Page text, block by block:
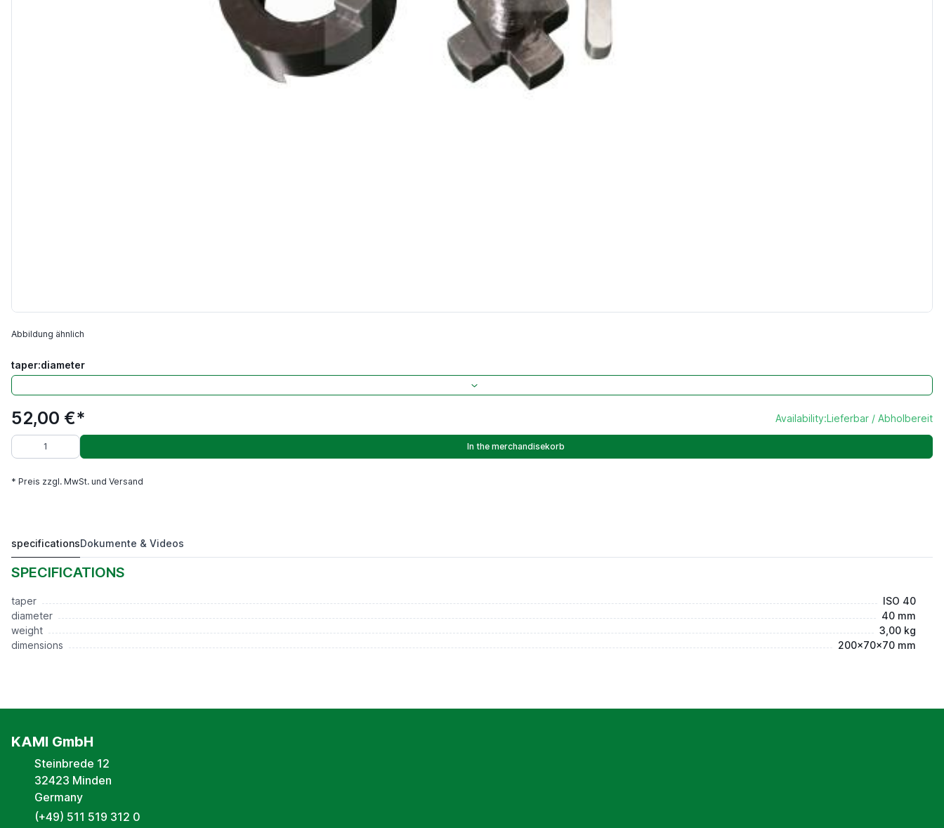
Abbildung ähnlich
taper:diameter
52,00 €* Availability:Lieferbar / Abholbereit
In the merchandisekorb
* Preis zzgl. MwSt. und Versand
ISO40 D-40mm
52,00 €*
specificationsDokumente & Videos
SPECIFICATIONS
taper
ISO 40
diameter
40 mm
weight
3,00 kg
dimensions
200x70x70 mm
KAMI GmbH
Steinbrede 12
32423 Minden
Germany
(+49) 511 519 312 0